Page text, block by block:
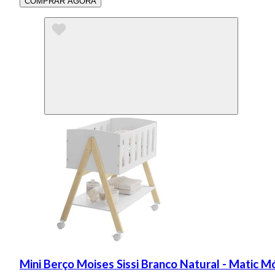
Mini Berço Moises Sissi Branco Natural - Matic